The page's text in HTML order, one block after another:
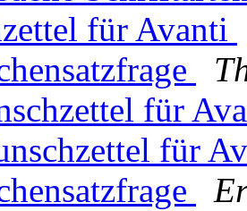
für Avanti
für
für